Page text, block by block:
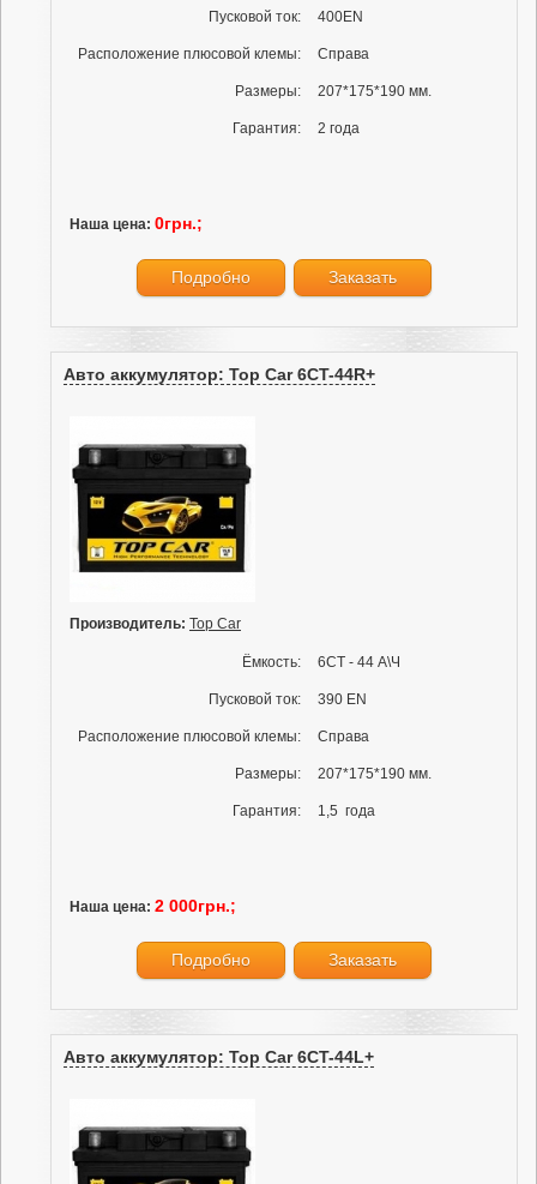
Пусковой ток: 400EN
Расположение плюсовой клемы: Справа
Размеры: 207*175*190 мм.
Гарантия: 2 года
Наша цена: 0грн.;
Подробно Заказать
Авто аккумулятор: Top Car 6CT-44R+
Производитель: Top Car
Ёмкость: 6СТ - 44 А\Ч
Пусковой ток: 390 EN
Расположение плюсовой клемы: Справа
Размеры: 207*175*190 мм.
Гарантия: 1,5 года
Наша цена: 2 000грн.;
Подробно Заказать
Авто аккумулятор: Top Car 6CT-44L+